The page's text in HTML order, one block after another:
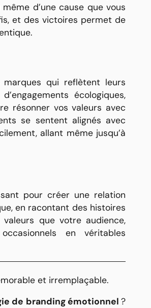
d’une cause que vous
et des victoires permet de
marques qui reflètent leurs
écologiques,
résonner vos valeurs avec
se sentent alignés avec
allant même jusqu’à
pour créer une relation
en racontant des histoires
que votre audience,
en véritables
et irremplaçable.
de branding émotionnel ?